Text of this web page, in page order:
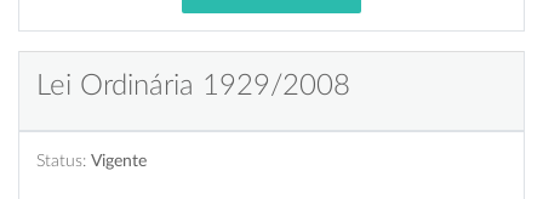
Lei Ordinária 1929/2008
Status: Vigente